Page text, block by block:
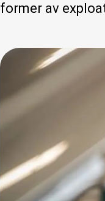
former av